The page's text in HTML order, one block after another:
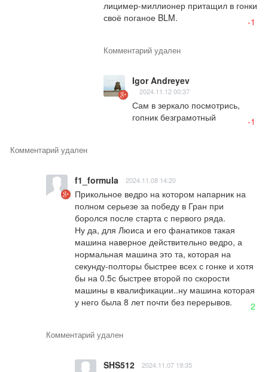
лицимер-миллионер притащил в гонки
своё поганое BLM.
-1
Комментарий удален
Igor Andreyev
2024.11.12 00:37
Сам в зеркало посмотрись,
гопник безграмотный
-1
Комментарий удален
f1_formula 2024.11.08 14:20
Прикольное ведро на котором напарник на
полном серьезе за победу в Гран при
боролся после старта с первого ряда.
Ну да, для Люиса и его фанатиков такая
машина наверное действительно ведро, а
нормальная машина это та, которая на
секунду-полторы быстрее всех с гонке и хотя
бы на 0.5с быстрее второй по скорости
машины в квалификации..ну машина которая
у него была 8 лет почти без перерывов.
2
Комментарий удален
SHS512 2024.11.07 19:35